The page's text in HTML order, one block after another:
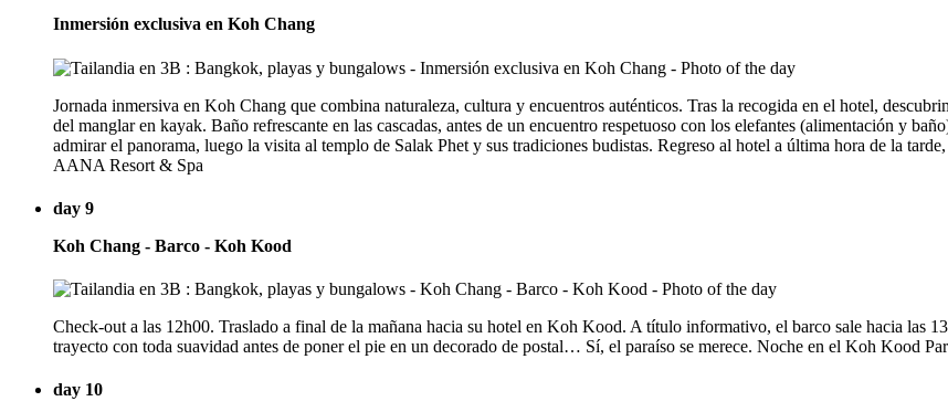
Inmersión exclusiva en Koh Chang
Jornada inmersiva en Koh Chang que combina naturaleza, cultura y encuentros auténticos. Tras la recogida en el hotel,
del manglar en kayak. Baño refrescante en las cascadas, antes de un encuentro respetuoso con los elefantes (alimentación y
admirar el panorama, luego la visita al templo de Salak Phet y sus tradiciones budistas. Regreso al hotel a última hora de la
AANA Resort & Spa
day 9
Koh Chang - Barco - Koh Kood
Check-out a las 12h00. Traslado a final de la mañana hacia su hotel en Koh Kood. A título informativo, el barco sale hacia las
trayecto con toda suavidad antes de poner el pie en un decorado de postal… Sí, el paraíso se merece. Noche en el Koh Kood
day 10